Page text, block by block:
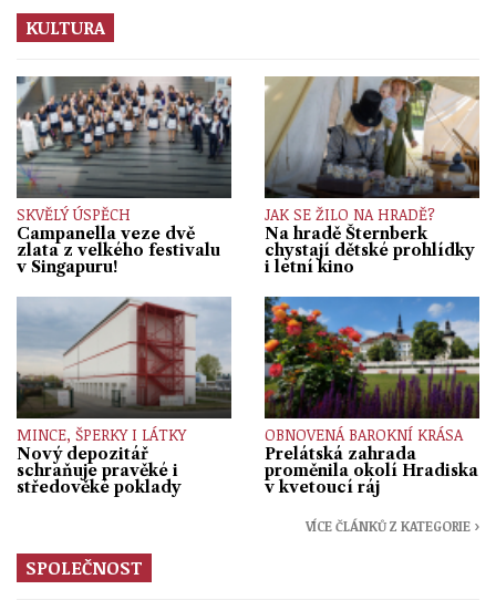
KULTURA
SKVĚLÝ ÚSPĚCH
Campanella veze dvě
zlata z velkého festivalu
v Singapuru!
JAK SE ŽILO NA HRADĚ?
Na hradě Šternberk
chystají dětské prohlídky
i letní kino
MINCE, ŠPERKY I LÁTKY
Nový depozitář
schraňuje pravěké i
středověké poklady
OBNOVENÁ BAROKNÍ KRÁSA
Prelátská zahrada
proměnila okolí Hradiska
v kvetoucí ráj
VÍCE ČLÁNKŮ Z KATEGORIE ›
SPOLEČNOST